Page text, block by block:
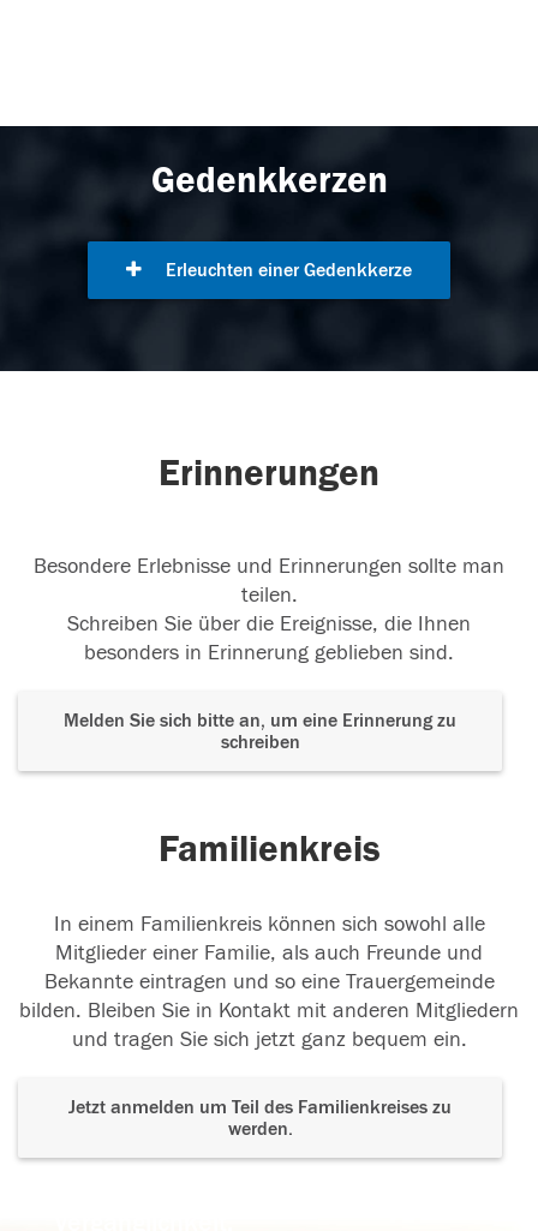
Gedenkkerzen
Erleuchten einer Gedenkkerze
Erinnerungen
Besondere Erlebnisse und Erinnerungen sollte man
teilen.
Schreiben Sie über die Ereignisse, die Ihnen
besonders in Erinnerung geblieben sind.
Melden Sie sich bitte an, um eine Erinnerung zu
schreiben
Familienkreis
In einem Familienkreis können sich sowohl alle
Mitglieder einer Familie, als auch Freunde und
Bekannte eintragen und so eine Trauergemeinde
bilden. Bleiben Sie in Kontakt mit anderen Mitgliedern
und tragen Sie sich jetzt ganz bequem ein.
Jetzt anmelden um Teil des Familienkreises zu
werden.